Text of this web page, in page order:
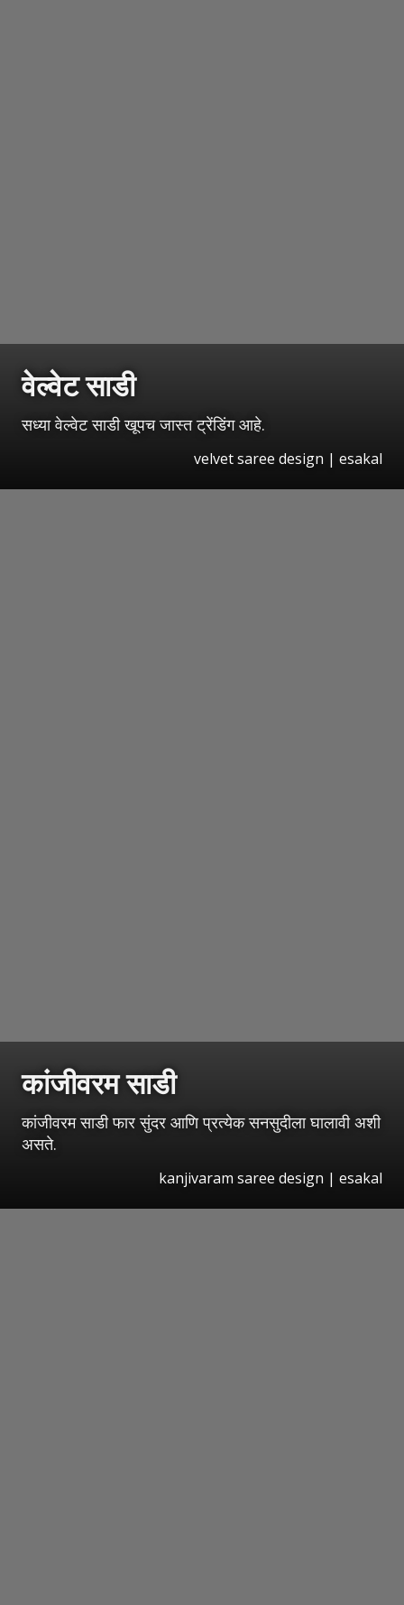
वेल्वेट साडी
सध्या वेल्वेट साडी खूपच जास्त ट्रेंडिंग आहे.
velvet saree design | esakal
कांजीवरम साडी
कांजीवरम साडी फार सुंदर आणि प्रत्येक सनसुदीला घालावी अशी
असते.
kanjivaram saree design | esakal